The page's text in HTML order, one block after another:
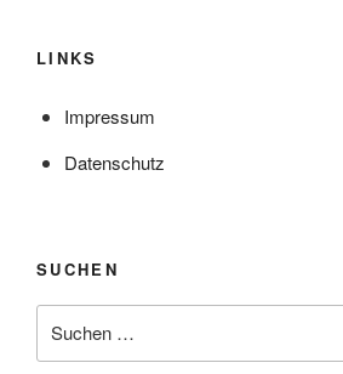
LINKS
Impressum
Datenschutz
SUCHEN
nach: